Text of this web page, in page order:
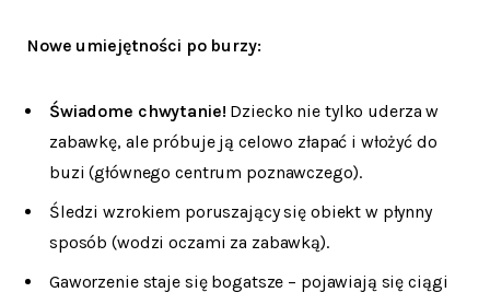
Nowe umiejętności po burzy:
Świadome chwytanie! Dziecko nie tylko uderza w
zabawkę, ale próbuje ją celowo złapać i włożyć do
buzi (głównego centrum poznawczego).
Śledzi wzrokiem poruszający się obiekt w płynny
sposób (wodzi oczami za zabawką).
Gaworzenie staje się bogatsze – pojawiają się ciągi